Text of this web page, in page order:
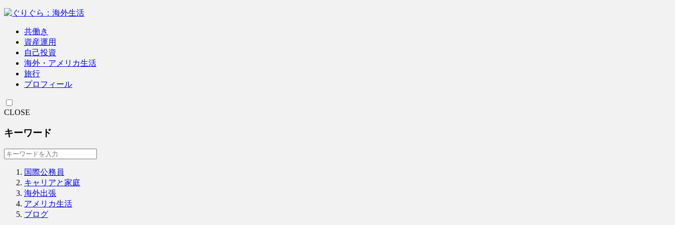
共働き
資産運用
自己投資
海外・アメリカ生活
旅行
プロフィール
CLOSE
キーワード
国際公務員
キャリアと家庭
海外出張
アメリカ生活
ブログ